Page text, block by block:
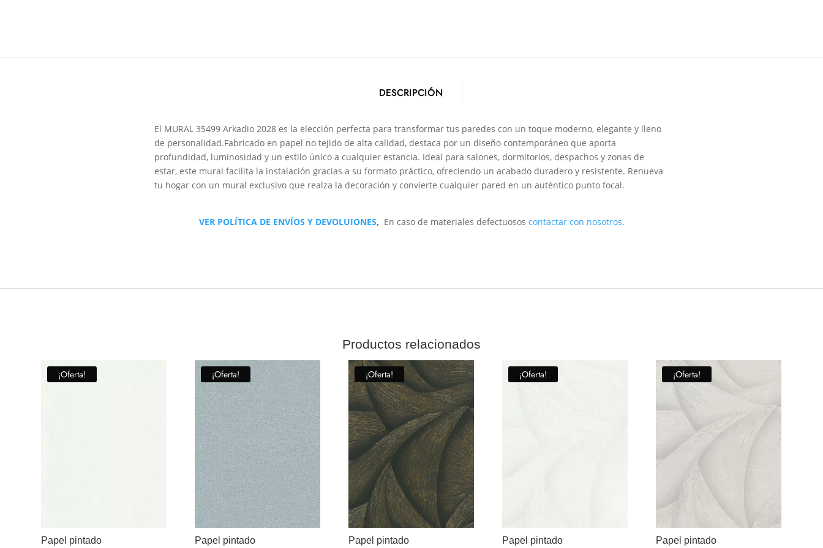
DESCRIPCIÓN
El MURAL 35499 Arkadio 2028 es la elección perfecta para transformar tus paredes con un toque moderno, elegante y lleno
de personalidad.Fabricado en papel no tejido de alta calidad, destaca por un diseño contemporáneo que aporta
profundidad, luminosidad y un estilo único a cualquier estancia. Ideal para salones, dormitorios, despachos y zonas de
estar, este mural facilita la instalación gracias a su formato práctico, ofreciendo un acabado duradero y resistente. Renueva
tu hogar con un mural exclusivo que realza la decoración y convierte cualquier pared en un auténtico punto focal.
VER POLÍTICA DE ENVÍOS Y DEVOLUIONES, En caso de materiales defectuosos contactar con nosotros.
Productos relacionados
¡Oferta!
Papel pintado
¡Oferta!
Papel pintado
¡Oferta!
Papel pintado
¡Oferta!
Papel pintado
¡Oferta!
Papel pintado